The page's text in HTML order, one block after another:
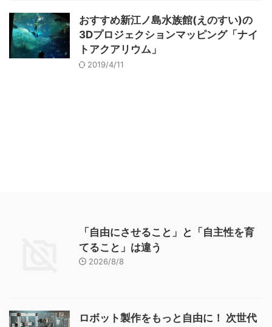
おすすめ新江ノ島水族館(えのすい)の
3Dプロジェクションマッピング「ナイ
トアクアリウム」
2019/4/11
「自由にさせること」と「自主性を育
てること」は違う
2026/8/8
ロボット製作をもっと自由に！ 次世代